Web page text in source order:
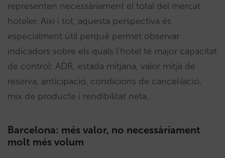
representen necessàriament el total del mercat
hoteler. Així i tot, aquesta perspectiva és
especialment útil perquè permet observar
indicadors sobre els quals l’hotel té major capacitat
de control: ADR, estada mitjana, valor mitjà de
reserva, anticipació, condicions de cancel·lació,
mix de producte i rendibilitat neta.
Barcelona: més valor, no necessàriament
molt més volum